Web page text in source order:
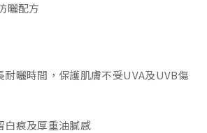
曬配方
曬時間，保護肌膚不受UVA及UVB傷
白痕及厚重油膩感